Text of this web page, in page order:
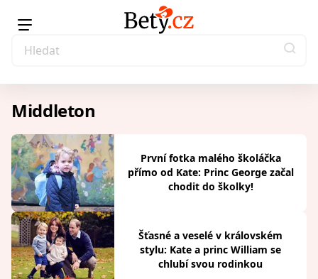
Middleton
První fotka malého školáčka
přímo od Kate: Princ George začal
chodit do školky!
Šťasné a veselé v královském
stylu: Kate a princ William se
chlubí svou rodinkou